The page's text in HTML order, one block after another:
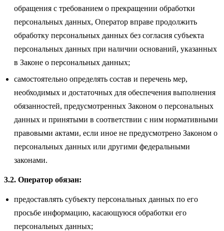
обращения с требованием о прекращении обработки
персональных данных, Оператор вправе продолжить
обработку персональных данных без согласия субъекта
персональных данных при наличии оснований, указанных
в Законе о персональных данных;
самостоятельно определять состав и перечень мер,
необходимых и достаточных для обеспечения выполнения
обязанностей, предусмотренных Законом о персональных
данных и принятыми в соответствии с ним нормативными
правовыми актами, если иное не предусмотрено Законом о
персональных данных или другими федеральными
законами.
3.2. Оператор обязан:
предоставлять субъекту персональных данных по его
просьбе информацию, касающуюся обработки его
персональных данных;